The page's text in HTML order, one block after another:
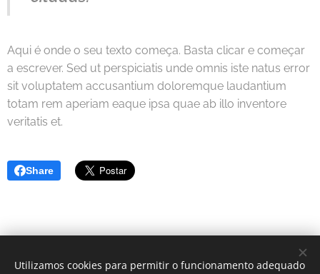
Aqui é onde o seu texto começa. Basta clicar e começar
a escrever. Sed ut perspiciatis unde omnis iste natus error
sit voluptatem accusantium doloremque laudantium
totam rem aperiam eaque ipsa quae ab illo inventore
veritatis et.
Share
© 2005 Missão Barnabé | Todos os direitos reservados.
Utilizamos cookies para permitir o funcionamento adequado